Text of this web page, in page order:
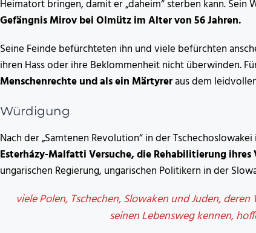
Heimatort bringen, damit er „daheim“ sterben kann. Sein
Gefängnis Mirov bei Olmütz im Alter von 56 Jahren.
Seine Feinde befürchteten ihn und viele befürchten
ihren Hass oder ihre Beklommenheit nicht überwinden.
Menschenrechte und als ein Märtyreraus dem
Würdigung
Nach der „Samtenen Revolution“ in der
Esterházy-Malfatti Versuche, die Rehabilitierung ihres
ungarischen Regierung, ungarischen Politikern in der
viele Polen, Tschechen, Slowaken und Juden,
seinen Lebensweg kennen,